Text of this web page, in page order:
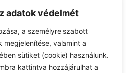
adatok védelmét
a személyre szabott
valamint a
sütiket (cookie) használunk.
kattintva hozzájárulhat a